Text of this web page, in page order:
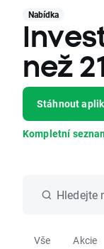
Nabídka
než
Stáhnout
Kompletní
Hledejte
Vše Akcie